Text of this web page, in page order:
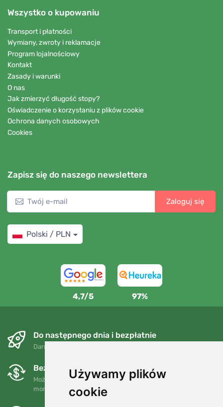
Używamy plików
cookie
Wszystko o kupowaniu
Transport i płatności
Wymiany, zwroty i reklamacje
Program lojalnościowy
Kontakt
Zasady i warunki
O nas
Jak zmierzyć długość stopy?
Oświadczenie o korzystaniu z plików cookie
Ochrona danych osobowych
Cookies
Zapisz się do naszego newslettera
Zaloguj się
Polski / PLN
4,7/5 97%
Do następnego dnia i bezpłatnie
Darmowa wysyłka dla zamówień powyżej 250 PLN
Bezpłatne wymiany i zwroty
Możesz zwrócić lub wymienić swoje zamówienie w dowolnym
momencie w ciągu 90 dni.